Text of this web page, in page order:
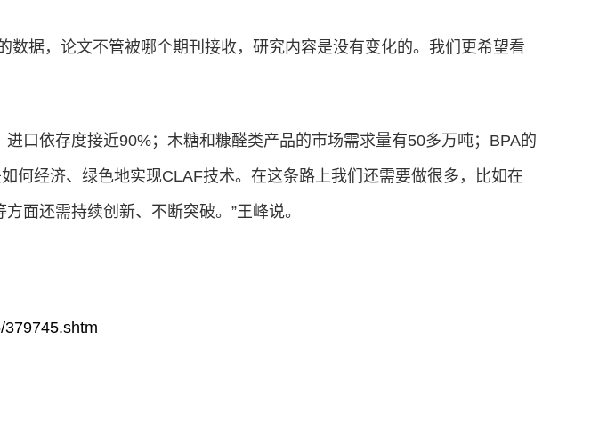
据，论文不管被哪个期刊接收，研究内容是没有变化的。我们更希望看
口依存度接近90%；木糖和糠醛类产品的市场需求量有50多万吨；BPA的
何经济、绿色地实现CLAF技术。在这条路上我们还需要做很多，比如在
面还需持续创新、不断突破。”王峰说。
379745.shtm